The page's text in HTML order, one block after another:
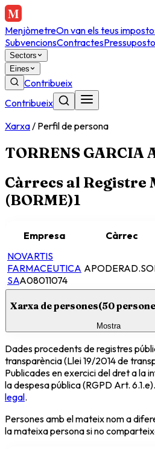
MenjòmetreOn van els teus
SubvencionsContractes
Sectors
Eines
Contribueix
Contribueix
Xarxa/ Perfil de persona
TORRENS GARCIA
Càrrecs al Registre
(BORME)1
Empresa Càrrec
NOVARTIS
FARMACEUTICA
SAA08011074
Xarxa de persones(50
Mostra
Dades procedents de registres
transparència (Llei 19/2014 de
Publicades en exercici del dret a la
la despesa pública (RGPD Art.
legal.
Persones amb el mateix nom a
la mateixa persona si no